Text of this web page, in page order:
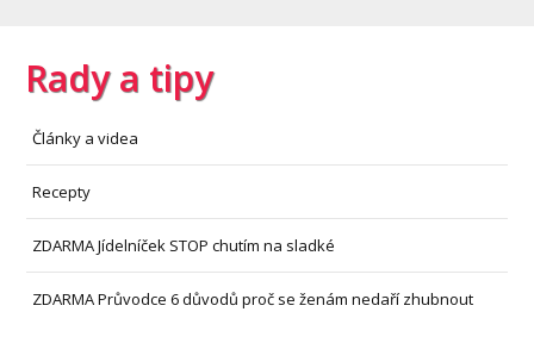
Rady a tipy
Články a videa
Recepty
ZDARMA Jídelníček STOP chutím na sladké
ZDARMA Průvodce 6 důvodů proč se ženám nedaří zhubnout